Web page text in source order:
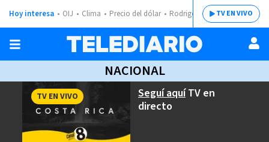
Hoy interesa OIJ Clima Precio del dólar Rodrigo ChavesTV EN VIVO
NACIONAL
Seguí aquíTV en
directo
TV EN VIVO